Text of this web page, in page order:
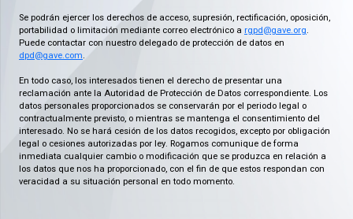
Se podrán ejercer los derechos de acceso, supresión, rectificación, oposición,
portabilidad o limitación mediante correo electrónico a rgpd@gave.org.
Puede contactar con nuestro delegado de protección de datos en
dpd@gave.com.
En todo caso, los interesados tienen el derecho de presentar una
reclamación ante la Autoridad de Protección de Datos correspondiente. Los
datos personales proporcionados se conservarán por el periodo legal o
contractualmente previsto, o mientras se mantenga el consentimiento del
interesado. No se hará cesión de los datos recogidos, excepto por obligación
legal o cesiones autorizadas por ley. Rogamos comunique de forma
inmediata cualquier cambio o modificación que se produzca en relación a
los datos que nos ha proporcionado, con el fin de que estos respondan con
veracidad a su situación personal en todo momento.